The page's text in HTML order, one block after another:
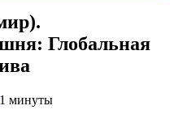
Глобальная
1 минуты